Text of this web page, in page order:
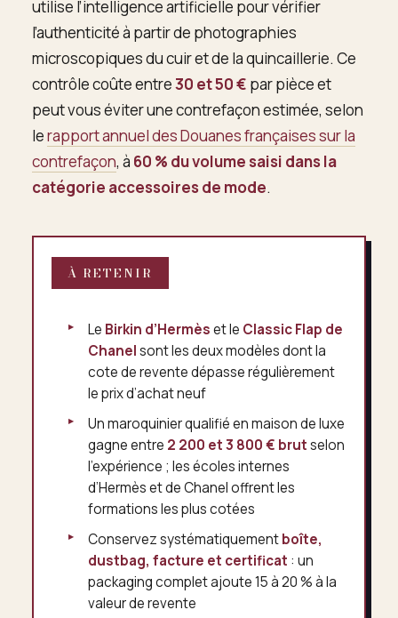
utilise l’intelligence artificielle pour vérifier
l’authenticité à partir de photographies
microscopiques du cuir et de la quincaillerie. Ce
contrôle coûte entre30 et 50 € par pièce et
peut vous éviter une contrefaçon estimée, selon
lerapport annuel des Douanes françaises sur la
contrefaçon, à 60 % du volume saisi dans la
catégorie accessoires de mode.
À RETENIR
Le Birkin d’Hermèset le Classic Flap de
Chanelsont les deux modèles dont la
cote de revente dépasse régulièrement
le prix d’achat neuf
Un maroquinier qualifié en maison de luxe
gagne entre 2 200 et 3 800 € brutselon
l’expérience ; les écoles internes
d’Hermès et de Chanel offrent les
formations les plus cotées
Conservez systématiquementboîte,
dustbag, facture et certificat : un
packaging complet ajoute 15 à 20 % à la
valeur de revente